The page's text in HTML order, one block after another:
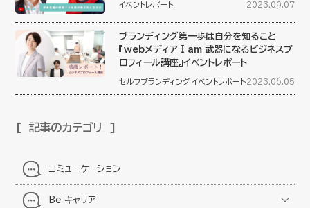
イベントレポート 2023.09.07
ブランディング第一歩は自分を知ること
『webメディア I am 武器になるビジネスプ
ロフィール講座』イベントレポート
セルフブランディング イベントレポート 2023.06.05
記事のカテゴリ
コミュニケーション
Be キャリア